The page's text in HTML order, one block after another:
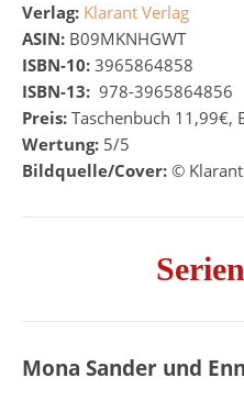
Verlag: Klarant Verlag
ASIN: B09MKNHGWT
ISBN-10: 3965864858
ISBN-13: 978-3965864856
Preis: Taschenbuch 11,99€,
Wertung: 5/5
Bildquelle/Cover: ©
Mona Sander und